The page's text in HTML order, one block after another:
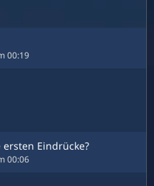
00:19
Eindrücke?
00:06